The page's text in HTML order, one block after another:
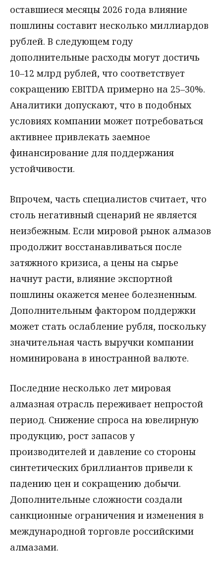
оставшиеся месяцы 2026 года влияние
пошлины составит несколько миллиардов
рублей. В следующем году
дополнительные расходы могут достичь
10–12 млрд рублей, что соответствует
сокращению EBITDA примерно на 25–30%.
Аналитики допускают, что в подобных
условиях компании может потребоваться
активнее привлекать заемное
финансирование для поддержания
устойчивости.
Впрочем, часть специалистов считает, что
столь негативный сценарий не является
неизбежным. Если мировой рынок алмазов
продолжит восстанавливаться после
затяжного кризиса, а цены на сырье
начнут расти, влияние экспортной
пошлины окажется менее болезненным.
Дополнительным фактором поддержки
может стать ослабление рубля, поскольку
значительная часть выручки компании
номинирована в иностранной валюте.
Последние несколько лет мировая
алмазная отрасль переживает непростой
период. Снижение спроса на ювелирную
продукцию, рост запасов у
производителей и давление со стороны
синтетических бриллиантов привели к
падению цен и сокращению добычи.
Дополнительные сложности создали
санкционные ограничения и изменения в
международной торговле российскими
алмазами.